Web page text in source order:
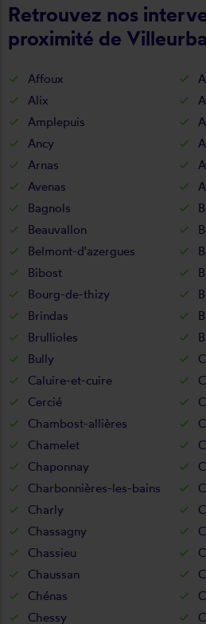
Retrouvez nos
proximité de
Affoux
Alix
Amplepuis
Ancy
Arnas
Avenas
Bagnols
Beauvallon
Belmont-d'azergues
Bibost
Bourg-de-thizy
Brindas
Brullioles
Bully
Caluire-et-cuire
Cercié
Chambost-allières
Chamelet
Chaponnay
Charbonnières-les-bains
Charly
Chassagny
Chassieu
Chaussan
Chénas
Chessy